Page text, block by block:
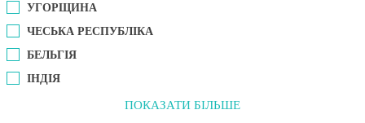
УГОРЩИНА
ЧЕСЬКА РЕСПУБЛІКА
БЕЛЬГІЯ
ІНДІЯ
ПОКАЗАТИ БІЛЬШЕ